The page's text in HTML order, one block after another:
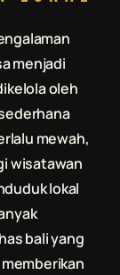
menjadi
oleh
mewah,
wisatawan
lokal
baliyang